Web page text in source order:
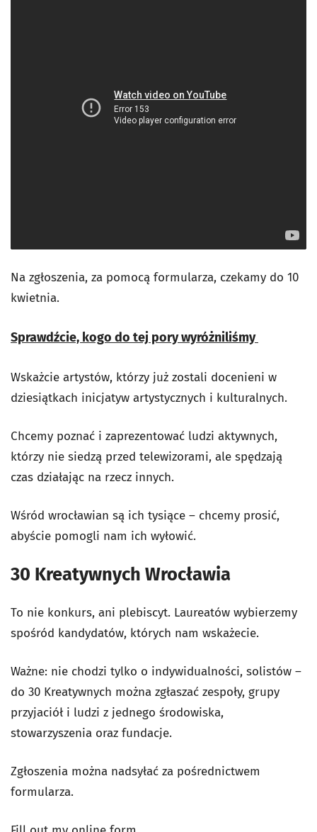
Na zgłoszenia, za pomocą formularza, czekamy do 10
kwietnia.
Sprawdźcie, kogo do tej pory wyróżniliśmy
Wskażcie artystów, którzy już zostali docenieni w
dziesiątkach inicjatyw artystycznych i kulturalnych.
Chcemy poznać i zaprezentować ludzi aktywnych,
którzy nie siedzą przed telewizorami, ale spędzają
czas działając na rzecz innych.
Wśród wrocławian są ich tysiące – chcemy prosić,
abyście pomogli nam ich wyłowić.
30 Kreatywnych Wrocławia
To nie konkurs, ani plebiscyt. Laureatów wybierzemy
spośród kandydatów, których nam wskażecie.
Ważne: nie chodzi tylko o indywidualności, solistów –
do 30 Kreatywnych można zgłaszać zespoły, grupy
przyjaciół i ludzi z jednego środowiska,
stowarzyszenia oraz fundacje.
Zgłoszenia można nadsyłać za pośrednictwem
formularza.